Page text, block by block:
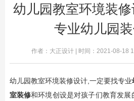
幼儿园教室环境装
专业幼儿园
作者：大正设计 | 时间：2021-08-18
幼儿园教室环境装修设计,一定要找专业
室装修和环境创设是对孩子们教育发